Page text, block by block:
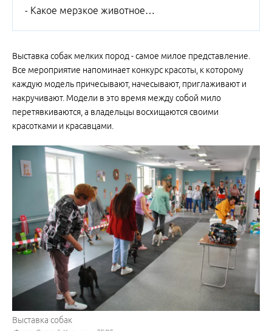
- Какое мерзкое животное…
Выставка собак мелких пород - самое милое представление.
Все мероприятие напоминает конкурс красоты, к которому
каждую модель причесывают, начесывают, приглаживают и
накручивают. Модели в это время между собой мило
перетявкиваются, а владельцы восхищаются своими
красотками и красавцами.
Выставка собак